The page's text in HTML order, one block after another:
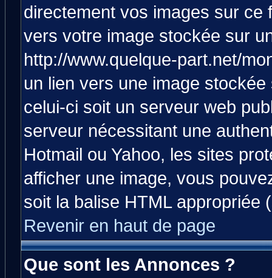
directement vos images sur ce
vers votre image stockée sur
http://www.quelque-part.net/
un lien vers une image
celui-ci soit un serveur web
serveur nécessitant une
Hotmail ou Yahoo, les sites
afficher une image, vous
soit la balise HTML appropriée
Revenir en haut de page
Que sont les Annonces ?